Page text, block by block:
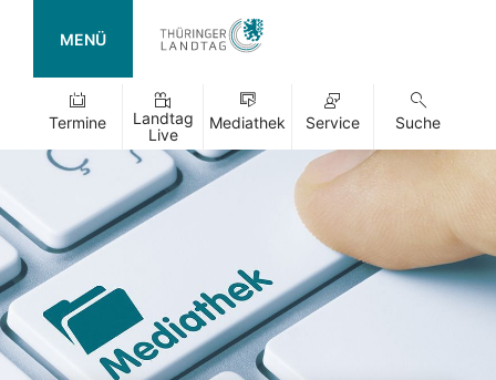
MENÜ
Termine
Landtag
Live
Mediathek Service Suche